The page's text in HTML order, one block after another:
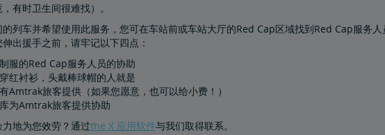
有时卫生间很难找）。
列车并希望使用此服务，您可在车站前或车站大厅的Red Cap区域找到Red Cap服务
出援手之前，请牢记以下四点：
服的Red Cap服务人员的协助
衬衫，头戴棒球帽的人就是
Amtrak旅客提供（如果您愿意，也可以给小费！）
为Amtrak旅客提供协助
地为您效劳？通过the X 应用软件与我们取得联系。